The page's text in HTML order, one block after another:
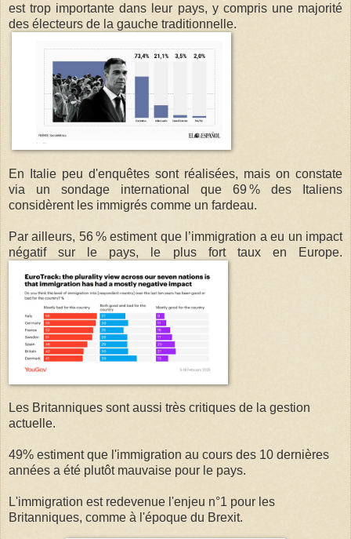
est trop importante dans leur pays, y compris une majorité
des électeurs de la gauche traditionnelle.
En Italie peu d'enquêtes sont réalisées, mais on constate
via un sondage international que 69 % des Italiens
considèrent les immigrés comme un fardeau.
Par ailleurs, 56 % estiment que l’immigration a eu un impact
négatif sur le pays, le plus fort taux en Europe.
Les Britanniques sont aussi très critiques de la gestion
actuelle.
49% estiment que l'immigration au cours des 10 dernières
années a été plutôt mauvaise pour le pays.
L'immigration est redevenue l'enjeu n°1 pour les
Britanniques, comme à l'époque du Brexit.